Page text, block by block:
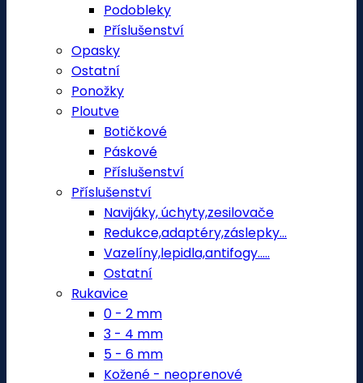
Podobleky
Příslušenství
Opasky
Ostatní
Ponožky
Ploutve
Botičkové
Páskové
Příslušenství
Příslušenství
Navijáky, úchyty,zesilovače
Redukce,adaptéry,záslepky...
Vazelíny,lepidla,antifogy.....
Ostatní
Rukavice
0 - 2 mm
3 - 4 mm
5 - 6 mm
Kožené - neoprenové